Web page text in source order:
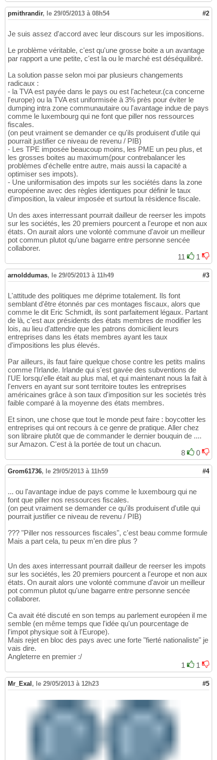
pmithrandir, le 29/05/2013 à 08h54 #2
Je suis assez d'accord avec leur discours sur les impositions.
Le problème véritable, c'est qu'une grosse boite a un avantage
par rapport a une petite, c'est la ou le marché est déséquilibré.
La solution passe selon moi par plusieurs changements
radicaux :
- la TVA est payée dans le pays ou est l'acheteur.(ca concerne
l'europe) ou la TVA est uniformisée à 3% près pour éviter le
dumping intra zone communautaire ou l'avantage indue de pays
comme le luxembourg qui ne font que piller nos ressources
fiscales.
(on peut vraiment se demander ce qu'ils produisent d'utile qui
pourrait justifier ce niveau de revenu / PIB)
- Les TPE imposée beaucoup moins, les PME un peu plus, et
les grosses boites au maximum(pour contrebalancer les
problèmes d'échelle entre autre, mais aussi la capacité a
optimiser ses impots).
- Une uniformisation des impots sur les sociétés dans la zone
européenne avec des règles identiques pour définir le taux
d'imposition, la valeur imposée et surtout la résidence fiscale.
Un des axes interressant pourrait dailleur de reerser les impots
sur les sociétés, les 20 premiers pourcent a l'europe et non aux
états. On aurait alors une volonté commune d'avoir un meilleur
pot commun plutot qu'une bagarre entre personne sencée
collaborer.
11
1
arnolddumas, le 29/05/2013 à 11h49 #3
L'attitude des politiques me déprime totalement. Ils font
semblant d'être étonnés par ces montages fiscaux, alors que
comme le dit Eric Schmidt, ils sont parfaitement légaux. Partant
de là, c'est aux présidents des états membres de modifier les
lois, au lieu d'attendre que les patrons domicilient leurs
entreprises dans les états membres ayant les taux
d'impositions les plus élevés.
Par ailleurs, ils faut faire quelque chose contre les petits malins
comme l'Irlande. Irlande qui s'est gavée des subventions de
l'UE lorsqu'elle était au plus mal, et qui maintenant nous la fait à
l'envers en ayant sur sont territoire toutes les entreprises
américaines grâce à son taux d'imposition sur les societés très
faible comparé à la moyenne des états membres.
Et sinon, une chose que tout le monde peut faire : boycotter les
entreprises qui ont recours à ce genre de pratique. Aller chez
son libraire plutôt que de commander le dernier bouquin de ....
sur Amazon. C'est à la portée de tout un chacun.
8
0
Grom61736, le 29/05/2013 à 11h59 #4
... ou l'avantage indue de pays comme le luxembourg qui ne
font que piller nos ressources fiscales.
(on peut vraiment se demander ce qu'ils produisent d'utile qui
pourrait justifier ce niveau de revenu / PIB)
??? "Piller nos ressources fiscales", c'est beau comme formule
Mais a part cela, tu peux m'en dire plus ?
Un des axes interressant pourrait dailleur de reerser les impots
sur les sociétés, les 20 premiers pourcent a l'europe et non aux
états. On aurait alors une volonté commune d'avoir un meilleur
pot commun plutot qu'une bagarre entre personne sencée
collaborer.
Ca avait été discuté en son temps au parlement européen il me
semble (en même temps que l'idée qu'un pourcentage de
l'impot physique soit à l'Europe).
Mais rejet en bloc des pays avec une forte "fierté nationaliste" je
vais dire.
Angleterre en premier :/
1
1
Mr_Exal , le 29/05/2013 à 12h23 #5